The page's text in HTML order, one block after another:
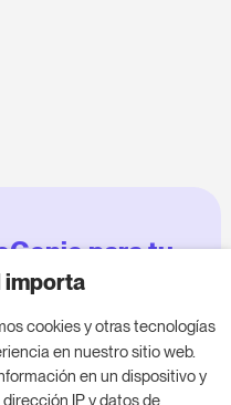
para tu
de 14 días y mejora tu
importa
cookies y otras tecnologías
en nuestro sitio web.
en un dispositivo y
IP y datos de